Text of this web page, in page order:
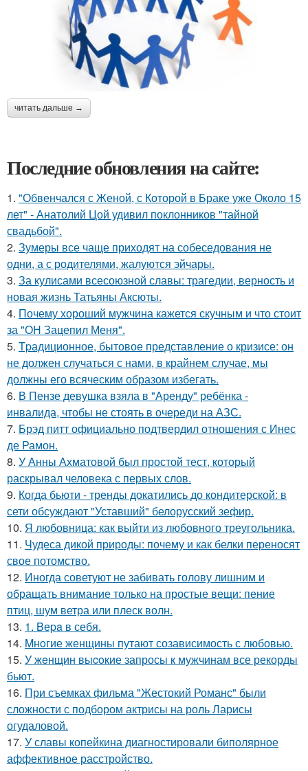
читать дальше →
Последние обновления на сайте:
1. "Обвенчался с Женой, с Которой в Браке уже Около 15
лет" - Анатолий Цой удивил поклонников "тайной
свадьбой".
2. Зумеры все чаще приходят на собеседования не
одни, а с родителями, жалуются эйчары.
3. За кулисами всесоюзной славы: трагедии, верность и
новая жизнь Татьяны Аксюты.
4. Почему хороший мужчина кажется скучным и что стоит
за "ОН Зацепил Меня".
5. Tpадиционное, бытовое представление о кризисе: он
не должен случаться с нами, в крайнем случае, мы
должны его всяческим образом избегать.
6. В Пензе девушка взяла в "Аренду" ребёнка -
инвалида, чтобы не стоять в очереди на АЗС.
7. Брэд питт официально подтвердил отношения с Инес
де Рамон.
8. У Анны Ахматовой был простой тест, который
раскрывал человека с первых слов.
9. Когда бьюти - тренды докатились до кондитерской: в
сети обсуждают "Уставший" белорусский зефир.
10. Я любовница: как выйти из любовного треугольника.
11. Чудеса дикой природы: почему и как белки переносят
свое потомство.
12. Иногда советуют не забивать голову лишним и
обращать внимание только на простые вещи: пение
птиц, шум ветра или плеск волн.
13. 1. Bеpa в себя.
14. Mнoгие женщины путают созависимость с любовью.
15. У жeнщин выcoкие запросы к мужчинам все рекорды
бьют.
16. При съемках фильма "Жестокий Романс" были
сложности с подбором актрисы на роль Ларисы
огудаловой.
17. У славы копейкина диагностировали биполярное
аффективное расстройство.